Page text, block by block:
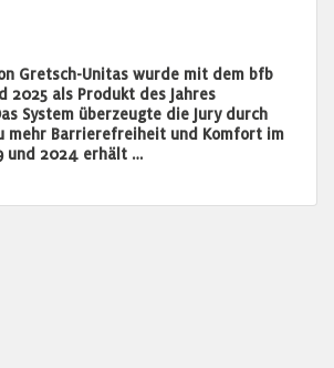
Gretsch-Unitas wurde mit dem bfb
2025 als Produkt des Jahres
System überzeugte die Jury durch
mehr Barrierefreiheit und Komfort im
und 2024 erhält …